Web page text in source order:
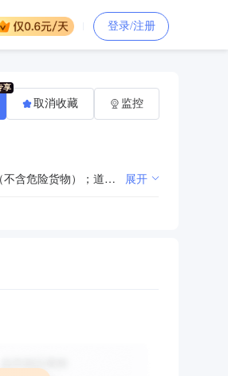
登录/注册
许可项目：危险化学品生产；危险化学品经营；危险废物经营；发电业务、输电业务、供（配）电业务；港口经营；道路货物运输（不含危险货物）；道路危险货物运输；特种设备制造；机动车检验检测服务。（依法须经批准的项目，经相关部门批准后方可开展经营活动，具体经营项目以相关部门批准文件或许可证件为准）一般项目：钢、铁冶炼；钢压延加工；常用有色金属冶炼；有色金属压延加工；煤炭及制品销售；金属矿石销售；金属材料销售；高品质特种钢铁材料销售；特种设备销售；再生资源销售；销售代理；技术服务、技术开发、技术咨询、技术交流、技术转让、技术推广；化工产品生产（不含许可类化工产品）；化工产品销售（不含许可类化工产品）；基础化学原料制造（不含危险化学品等许可类化学品的制造）；普通货物仓储服务（不含危险化学品等需许可审批的项目）；国内货物运输代理；国内集装箱货物运输代理；非居住房地产租赁；土地使用权租赁；机械设备租赁；运输设备租赁服务；船舶租赁；特种设备出租；绘图、计算及测量仪器制造；绘图、计算及测量仪器销售；企业管理咨询；环境保护监测；招投标代理服务；机动车修理和维护；货物进出口；技术进出口；进出口代理；金属废料和碎屑加工处理。（除依法须经批准的项目外，凭营业执照依法自主开展经营活动） 展开
取消收藏 监控